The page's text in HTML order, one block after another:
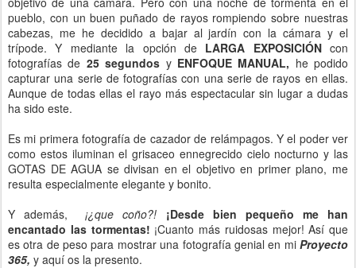
pueblo, con un buen puñado de rayos rompiendo sobre nuestras
cabezas, me he decidido a bajar al jardín con la cámara y el
trípode. Y mediante la opción de LARGA EXPOSICIÓN con
fotografías de 25 segundos y ENFOQUE MANUAL, he podido
capturar una serie de fotografías con una serie de rayos en ellas.
Aunque de todas ellas el rayo más espectacular sin lugar a dudas
ha sido este.
Es mi primera fotografía de cazador de relámpagos. Y el poder ver
como estos iluminan el grisaceo ennegrecido cielo nocturno y las
GOTAS DE AGUA se divisan en el objetivo en primer plano, me
resulta especialmente elegante y bonito.
Y además,¡¿que coño?!
¡Desde bien pequeño me han
encantado las tormentas! ¡Cuanto más ruidosas mejor! Así que
es otra de peso para mostrar una fotografía genial en mi Proyecto
365, y aquí os la presento.